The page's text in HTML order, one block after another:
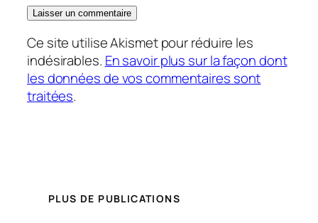
Ce site utilise Akismet pour réduire les
indésirables. En savoir plus sur la façon dont
les données de vos commentaires sont
traitées.
PLUS DE PUBLICATIONS